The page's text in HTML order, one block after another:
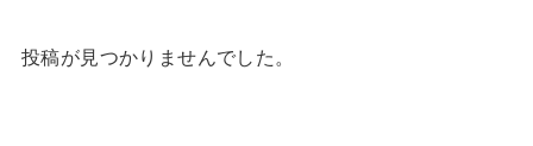
投稿が見つかりませんでした。